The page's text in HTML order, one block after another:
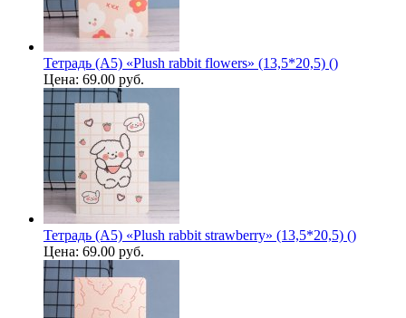
Тетрадь (A5) «Plush rabbit flowers» (13,5*20,5) ()
Цена: 69.00 руб.
Тетрадь (A5) «Plush rabbit strawberry» (13,5*20,5) ()
Цена: 69.00 руб.